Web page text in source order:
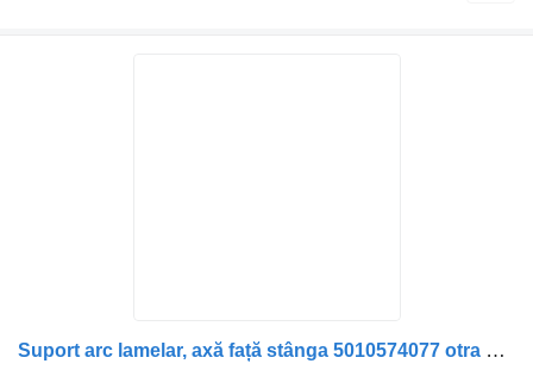
Suport arc lamelar, axă față stânga 5010574077 otra pieza del sistema de suspensión para Renault Magnum Dxi camión